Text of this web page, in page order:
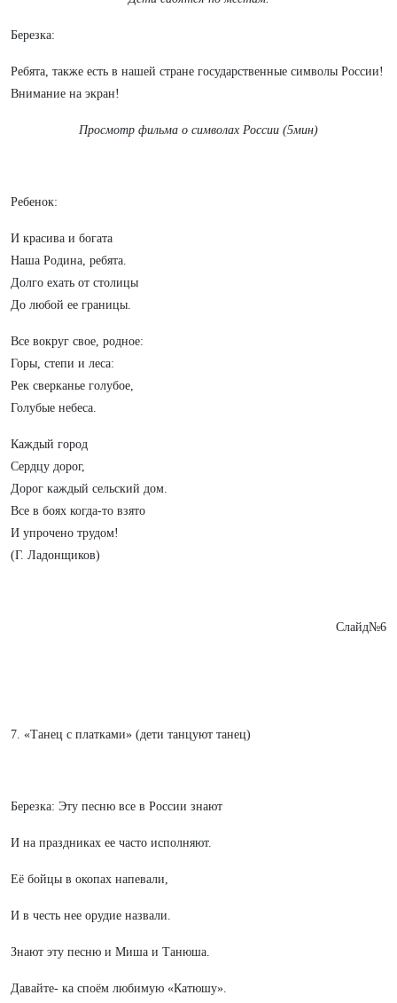
Березка:
Ребята, также есть в нашей стране государственные символы России!
Внимание на экран!
Просмотр фильма о символах России (5мин)
Ребенок:
И красива и богата
Наша Родина, ребята.
Долго ехать от столицы
До любой ее границы.
Все вокруг свое, родное:
Горы, степи и леса:
Рек сверканье голубое,
Голубые небеса.
Каждый город
Сердцу дорог,
Дорог каждый сельский дом.
Все в боях когда-то взято
И упрочено трудом!
(Г. Ладонщиков)
Слайд№6
7. «Танец с платками» (дети танцуют танец)
Березка: Эту песню все в России знают
И на праздниках ее часто исполняют.
Её бойцы в окопах напевали,
И в честь нее орудие назвали.
Знают эту песню и Миша и Танюша.
Давайте- ка споём любимую «Катюшу».